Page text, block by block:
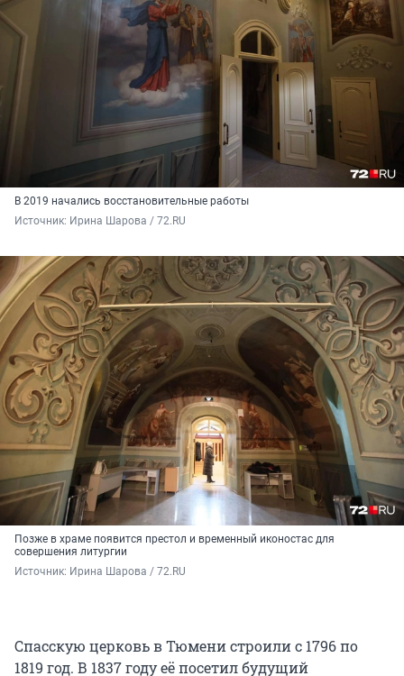
В 2019 начались восстановительные работы
Источник: Ирина Шарова / 72.RU
Позже в храме появится престол и временный иконостас для
совершения литургии
Источник: Ирина Шарова / 72.RU
Спасскую церковь в Тюмени строили с 1796 по
1819 год. В 1837 году её посетил будущий